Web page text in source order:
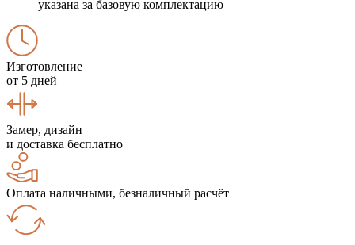
указана за базовую комплектацию
Изготовление
от 5 дней
Замер, дизайн
и доставка бесплатно
Оплата наличными, безналичный расчёт